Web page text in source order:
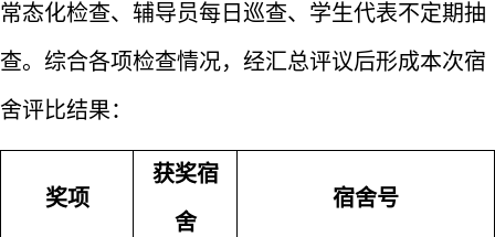
常态化检查、辅导员每日巡查、学生代表不定期抽
查。综合各项检查情况，经汇总评议后形成本次宿
舍评比结果：
奖项
获奖宿
舍
宿舍号